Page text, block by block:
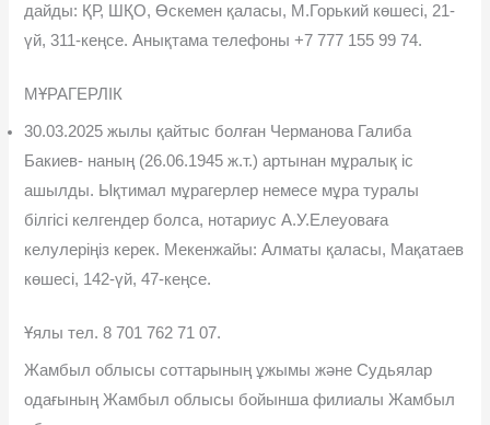
дайды: ҚР, ШҚО, Өскемен қаласы, М.Горький көшесі, 21-
үй, 311-кеңсе. Анықтама телефоны +7 777 155 99 74.
МҰРАГЕРЛІК
30.03.2025 жылы қайтыс болған Черманова Галиба
Бакиев- наның (26.06.1945 ж.т.) артынан мұралық іс
ашылды. Ықтимал мұрагерлер немесе мұра туралы
білгісі келгендер болса, нотариус А.У.Елеуоваға
келулеріңіз керек. Мекенжайы: Алматы қаласы, Мақатаев
көшесі, 142-үй, 47-кеңсе.
Ұялы тел. 8 701 762 71 07.
Жамбыл облысы соттарының ұжымы жəне Судьялар
одағының Жамбыл облысы бойынша филиалы Жамбыл